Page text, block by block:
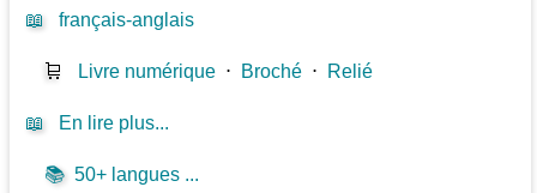
📖 français-anglais
🛒 Livre numérique ⋅ Broché ⋅ Relié
📖 En lire plus...
📚 50+ langues ...